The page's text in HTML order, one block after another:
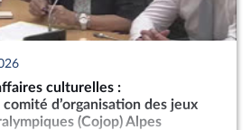
culturelles :
d’organisation des jeux
(Cojop) Alpes